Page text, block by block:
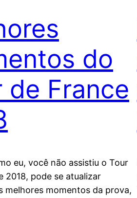
do
de France
eu, você não assistiu o Tour
2018, pode se atualizar
melhores momentos da prova,